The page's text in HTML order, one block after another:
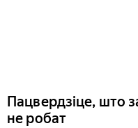
Пацвердзіце, што
не робат